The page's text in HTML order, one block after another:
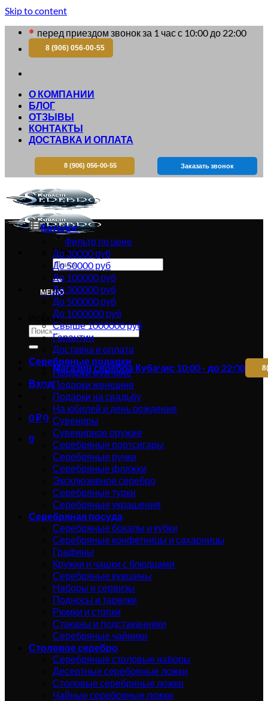
Skip to content
перед приездом звонок за 1 час с 10:00 до 22:00
8 (906) 056-00-55
О КОМПАНИИ
БЛОГ
ОТЗЫВЫ
КОНТАКТЫ
ДОСТАВКА И ОПЛАТА
8 (906) 056-00-55 Заказать звонок
Искать:
МЕНЮ
Искать:
Магазин серебра Кубачис 10:00 - до 22:00
Вход
0₽0
0
Каталог
Фильтр по цене
До 30000 руб
До 50000 руб
До 100000 руб
До 300000 руб
До 500000 руб
До 1000000 руб
Свыше 1000000 руб
Гарантии
Доставка и оплата
Серебряные подарки
Подарки мужчине
Подарки женщине
Подарки на свадьбу
На юбилей и день рождения
Сувениры
Сувенирное оружие
Серебряные портсигары
Серебряные ручки
Серебряные фляжки
Эксклюзивное серебро
Серебряные турки
Серебряные украшения
Серебряная посуда
Серебряные бокалы и кубки
Серебряные конфетницы и сахарницы
Графины
Кружки и чашки с блюдцами
Серебряные кувшины
Наборы и сервизы
Подносы и тарелки
Рюмки и стопки
Стаканы и подстаканники
Серебряные чайники
Столовое серебро
Серебряные столовые наборы
Десертные серебряные ложки
Столовые серебряные ложки
Чайные серебряные ложки